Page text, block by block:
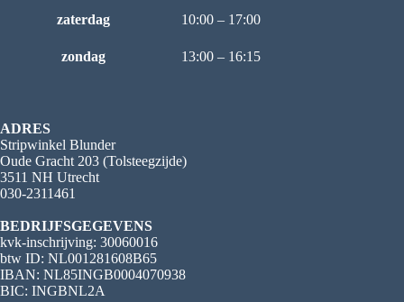
zaterdag 10:00 – 17:00
zondag 13:00 – 16:15
ADRES
Stripwinkel Blunder
Oude Gracht 203 (Tolsteegzijde)
3511 NH Utrecht
030-2311461
BEDRIJFSGEGEVENS
kvk-inschrijving: 30060016
btw ID: NL001281608B65
IBAN: NL85INGB0004070938
BIC: INGBNL2A